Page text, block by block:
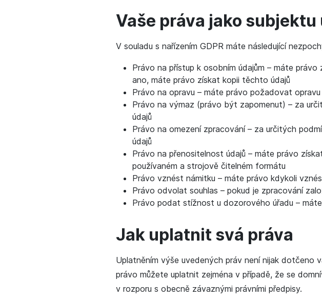
Vaše práva jako subjektu
V souladu s nařízením GDPR máte následující
Právo na přístup k osobním údajům – máte
ano, máte právo získat kopii těchto údajů
Právo na opravu – máte právo požadovat
Právo na výmaz (právo být zapomenut) – za
údajů
Právo na omezení zpracování – za určitých
údajů
Právo na přenositelnost údajů – máte právo
používaném a strojově čitelném formátu
Právo vznést námitku – máte právo kdykoli
Právo odvolat souhlas – pokud je zpracování
Právo podat stížnost u dozorového úřadu –
Jak uplatnit svá práva
Uplatněním výše uvedených práv není nijak
právo můžete uplatnit zejména v případě, že se
v rozporu s obecně závaznými právními předpisy.